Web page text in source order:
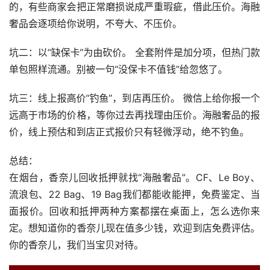
的，有些商家会把正常磨损说成严重瑕疵，借此压价。海融
奢品会逐项给你说明，不夸大、不压价。
坑二：以“缺保卡”为由砍价。 全套附件是加分项，但热门款
单包照样流通。别被一句“没保卡不值钱”给忽悠了。
坑三：线上报高价“钓鱼”，到店再压价。 微信上给你报一个
远高于市场的价格，等你过去再找理由压价。海融奢品的报
价，线上预估和到店正式报价只有轻微浮动，绝不钓鱼。
总结：
在烟台，香奈儿回收抵押就找“海融奢品”。CF、Le Boy、
流浪包、22 Bag、19 Bag我们都能收能押，免费鉴定、当
面报价。回收和抵押两种方案都摆在桌面上，怎么选你来
定。想知道你的香奈儿现在值多少钱，欢迎到店免费评估。
你的香奈儿，我们当宝贝对待。